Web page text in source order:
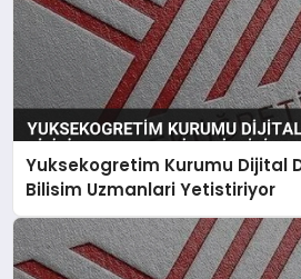
Yuksekogretim Kurumu Dijital
Bilisim Uzmanlari Yetistiriyor